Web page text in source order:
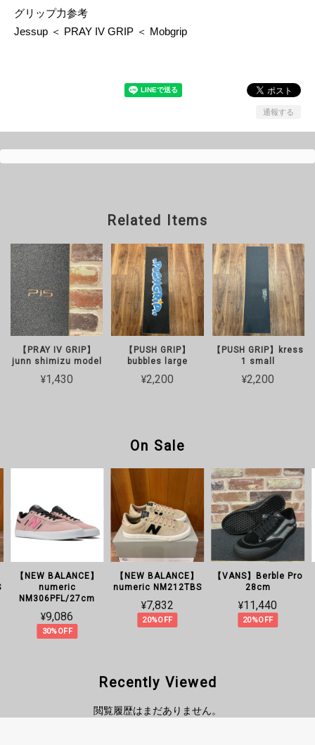
グリップ力参考
Jessup ＜ PRAY IV GRIP ＜ Mobgrip
通報する
Related Items
【PRAY IV GRIP】
junn shimizu model
¥1,430
【PUSH GRIP】
bubbles large
¥2,200
【PUSH GRIP】kress
1 small
¥2,200
On Sale
【NEW BALANCE】
numeric
NM306PFL/27cm
¥9,086
30%OFF
【NEW BALANCE】
numeric NM212TBS
¥7,832
20%OFF
【VANS】Berble Pro
28cm
¥11,440
20%OFF
Recently Viewed
閲覧履歴はまだありません。